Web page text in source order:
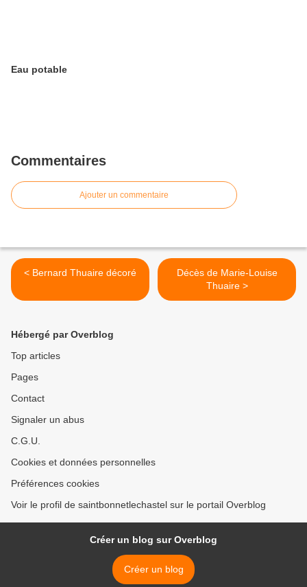
Eau potable
Commentaires
Ajouter un commentaire
< Bernard Thuaire décoré
Décès de Marie-Louise
Thuaire >
Hébergé par Overblog
Top articles
Pages
Contact
Signaler un abus
C.G.U.
Cookies et données personnelles
Préférences cookies
Voir le profil de saintbonnetlechastel sur le portail Overblog
Créer un blog sur Overblog
Créer un blog